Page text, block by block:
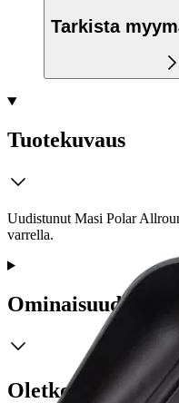
Tarkista
Tuotekuvaus
Uudistunut Masi Polar
varrella.
Ominaisuudet
Oletko